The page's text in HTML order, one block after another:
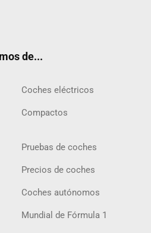
de...
Coches eléctricos
Compactos
Pruebas de coches
Precios de coches
Coches autónomos
Mundial de Fórmula 1